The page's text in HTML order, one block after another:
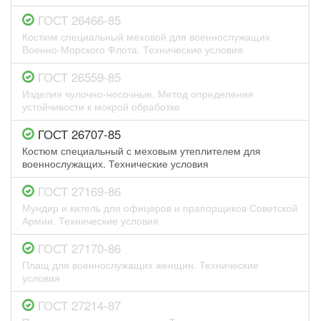
ГОСТ 26466-85
Костюм специальный меховой для военнослужащих
Военно-Морского Флота. Технические условия
ГОСТ 26559-85
Изделия чулочно-носочные. Метод определения
устойчивости к мокрой обработке
ГОСТ 26707-85
Костюм специальный с меховым утеплителем для
военнослужащих. Технические условия
ГОСТ 27169-86
Мундир и китель для офицеров и прапорщиков Советской
Армии. Технические условия
ГОСТ 27170-86
Плащ для военнослужащих женщин. Технические
условия
ГОСТ 27214-87